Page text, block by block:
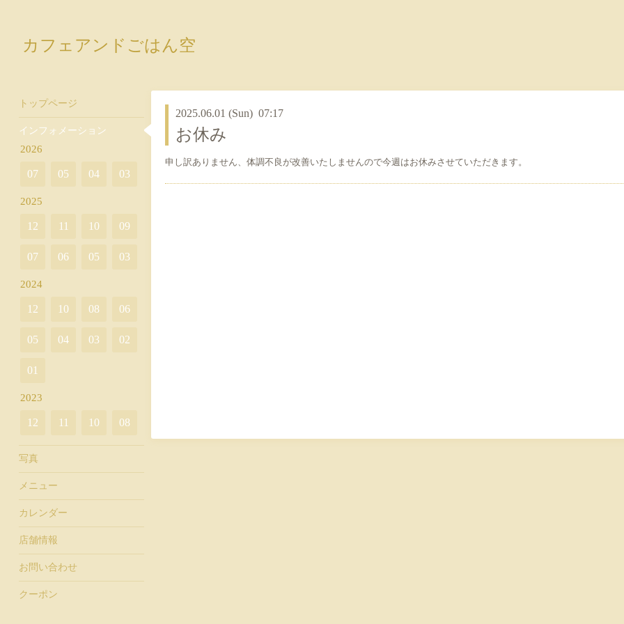
カフェアンドごはん空
2025.06.01 (Sun) 07:17
お休み
申し訳ありません、体調不良が改善いたしませんので今週はお休みさせていただきます。
トップページ
インフォメーション
2026
07 05 04 03
2025
12 11 10 09
07 06 05 03
2024
12 10 08 06
05 04 03 02
01
2023
12 11 10 08
写真
メニュー
カレンダー
店舗情報
お問い合わせ
クーポン